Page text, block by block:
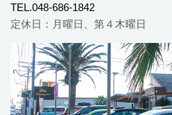
TEL.048-686-1842
定休日：月曜日、第４木曜日